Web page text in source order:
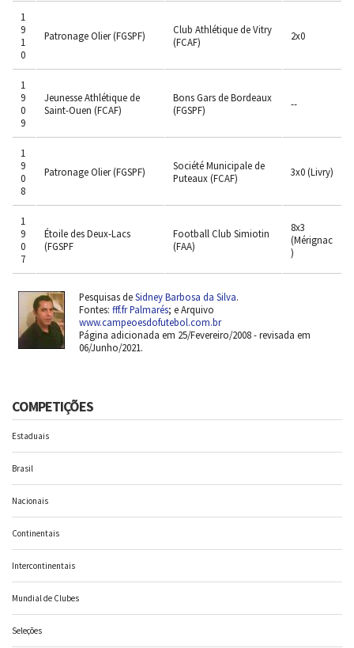
1
9
1
0
Patronage Olier (FGSPF)
Club Athlétique de Vitry
(FCAF)
2x0
1
9
0
9
Jeunesse Athlétique de
Saint-Ouen (FCAF)
Bons Gars de Bordeaux
(FGSPF)
--
1
9
0
8
Patronage Olier (FGSPF)
Société Municipale de
Puteaux (FCAF)
3x0 (Livry)
1
9
0
7
Étoile des Deux-Lacs
(FGSPF
Football Club Simiotin
(FAA)
8x3
(Mérignac
)
Pesquisas deSidney Barbosa da Silva.
Fontes: fff.fr Palmarés; e Arquivo
www.campeoesdofutebol.com.br
Página adicionada em 25/Fevereiro/2008 - revisada em
06/Junho/2021.
COMPETIÇÕES
Estaduais
Brasil
Nacionais
Continentais
Intercontinentais
Mundial de Clubes
Seleções